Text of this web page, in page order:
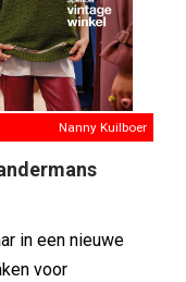
Nanny Kuilboer
in een nieuwe
voor